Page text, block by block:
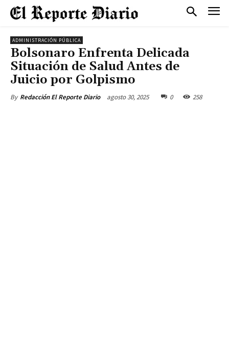
ADMINISTRACIÓN PÚBLICA
Bolsonaro Enfrenta Delicada
Situación de Salud Antes de
Juicio por Golpismo
By Redacción El Reporte Diario agosto 30, 2025 0 258